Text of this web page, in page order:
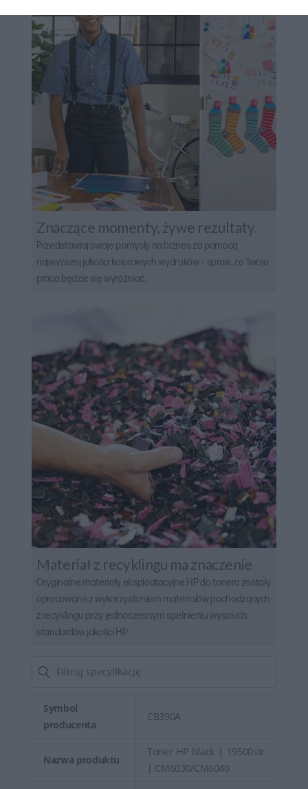
Znaczące momenty, żywe rezultaty.
Przedstawiaj swoje pomysły na biznes za pomocą
najwyższej jakości kolorowych wydruków – spraw, że Twoja
praca będzie się wyróżniać.
Materiał z recyklingu ma znaczenie
Oryginalne materiały eksploatacyjne HP do tonera zostały
opracowane z wykorzystaniem materiałów pochodzących
z recyklingu przy jednoczesnym spełnieniu wysokich
standardów jakości HP.
Symbol
producenta
CB390A
Nazwa produktu
Toner HP black | 19500str
| CM6030/CM6040